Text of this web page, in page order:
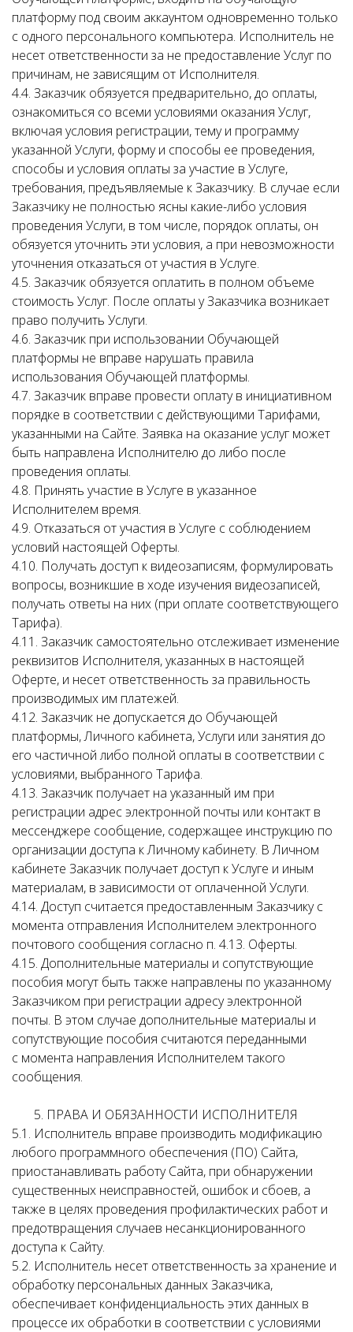
платформу под своим аккаунтом одновременно только
с одного персонального компьютера. Исполнитель не
несет ответственности за не предоставление Услуг по
причинам, не зависящим от Исполнителя.
4.4. Заказчик обязуется предварительно, до оплаты,
ознакомиться со всеми условиями оказания Услуг,
включая условия регистрации, тему и программу
указанной Услуги, форму и способы ее проведения,
способы и условия оплаты за участие в Услуге,
требования, предъявляемые к Заказчику. В случае если
Заказчику не полностью ясны какие-либо условия
проведения Услуги, в том числе, порядок оплаты, он
обязуется уточнить эти условия, а при невозможности
уточнения отказаться от участия в Услуге.
4.5. Заказчик обязуется оплатить в полном объеме
стоимость Услуг. После оплаты у Заказчика возникает
право получить Услуги.
4.6. Заказчик при использовании Обучающей
платформы не вправе нарушать правила
использования Обучающей платформы.
4.7. Заказчик вправе провести оплату в инициативном
порядке в соответствии с действующими Тарифами,
указанными на Сайте. Заявка на оказание услуг может
быть направлена Исполнителю до либо после
проведения оплаты.
4.8. Принять участие в Услуге в указанное
Исполнителем время.
4.9. Отказаться от участия в Услуге с соблюдением
условий настоящей Оферты.
4.10. Получать доступ к видеозаписям, формулировать
вопросы, возникшие в ходе изучения видеозаписей,
получать ответы на них (при оплате соответствующего
Тарифа).
4.11. Заказчик самостоятельно отслеживает изменение
реквизитов Исполнителя, указанных в настоящей
Оферте, и несет ответственность за правильность
производимых им платежей.
4.12. Заказчик не допускается до Обучающей
платформы, Личного кабинета, Услуги или занятия до
его частичной либо полной оплаты в соответствии с
условиями, выбранного Тарифа.
4.13. Заказчик получает на указанный им при
регистрации адрес электронной почты или контакт в
мессенджере сообщение, содержащее инструкцию по
организации доступа к Личному кабинету. В Личном
кабинете Заказчик получает доступ к Услуге и иным
материалам, в зависимости от оплаченной Услуги.
4.14. Доступ считается предоставленным Заказчику с
момента отправления Исполнителем электронного
почтового сообщения согласно п. 4.13. Оферты.
4.15. Дополнительные материалы и сопутствующие
пособия могут быть также направлены по указанному
Заказчиком при регистрации адресу электронной
почты. В этом случае дополнительные материалы и
сопутствующие пособия считаются переданными
с момента направления Исполнителем такого
сообщения.
5. ПРАВА И ОБЯЗАННОСТИ ИСПОЛНИТЕЛЯ
5.1. Исполнитель вправе производить модификацию
любого программного обеспечения (ПО) Сайта,
приостанавливать работу Сайта, при обнаружении
существенных неисправностей, ошибок и сбоев, а
также в целях проведения профилактических работ и
предотвращения случаев несанкционированного
доступа к Сайту.
5.2. Исполнитель несет ответственность за хранение и
обработку персональных данных Заказчика,
обеспечивает конфиденциальность этих данных в
процессе их обработки в соответствии с условиями